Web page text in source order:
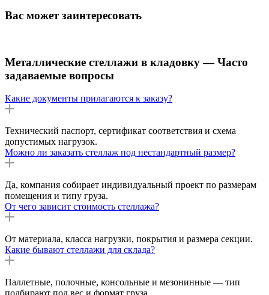
Вас может заинтересовать
Металлические стеллажи в кладовку — Часто
задаваемые вопросы
Какие документы прилагаются к заказу?
Технический паспорт, сертификат соответствия и схема
допустимых нагрузок.
Можно ли заказать стеллаж под нестандартный размер?
Да, компания собирает индивидуальный проект по размерам
помещения и типу груза.
От чего зависит стоимость стеллажа?
От материала, класса нагрузки, покрытия и размера секции.
Какие бывают стеллажи для склада?
Паллетные, полочные, консольные и мезонинные — тип